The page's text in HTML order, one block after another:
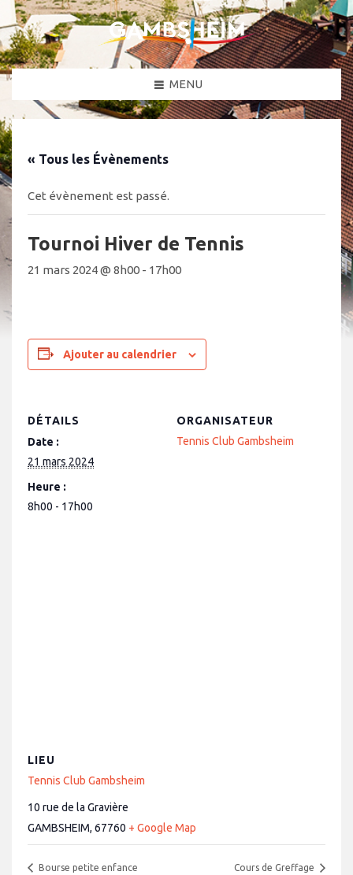
MENU
« Tous les Évènements
Cet évènement est passé.
Tournoi Hiver de Tennis
21 mars 2024 @ 8h00 - 17h00
Ajouter au calendrier
DÉTAILS
Date :
21 mars 2024
Heure :
8h00 - 17h00
ORGANISATEUR
Tennis Club Gambsheim
LIEU
Tennis Club Gambsheim
10 rue de la Gravière
GAMBSHEIM, 67760 + Google Map
Bourse petite enfance Cours de Greffage